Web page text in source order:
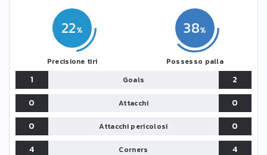
22
Precisione tiri
38
Possesso palla
1 Goals
2
0
Attacchi
0
0
Attacchi pericolosi
0
4
Corners 4